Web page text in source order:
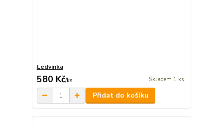
Ledvinka
580 Kč/ks Skladem 1 ks
Přidat do košíku